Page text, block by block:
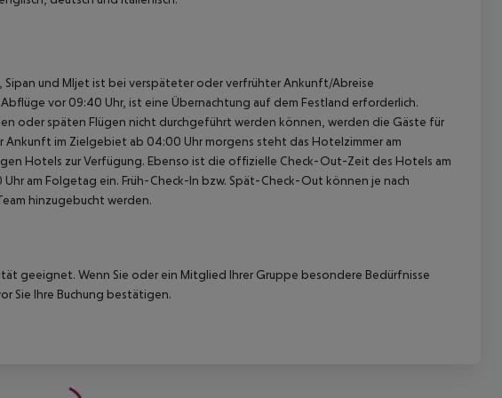
Sipan und Mljet ist bei verspäteter oder verfrühter Ankunft/Abreise
vor 09:40 Uhr, ist eine Übernachtung auf dem Festland erforderlich.
oder späten Flügen nicht durchgeführt werden können, werden die Gäste für
im Zielgebiet ab 04:00 Uhr morgens steht das Hotelzimmer am
Hotels zur Verfügung. Ebenso ist die offizielle Check-Out-Zeit des Hotels am
am Folgetag ein. Früh-Check-In bzw. Spät-Check-Out können je nach
hinzugebucht werden.
geeignet. Wenn Sie oder ein Mitglied Ihrer Gruppe besondere Bedürfnisse
Sie Ihre Buchung bestätigen.